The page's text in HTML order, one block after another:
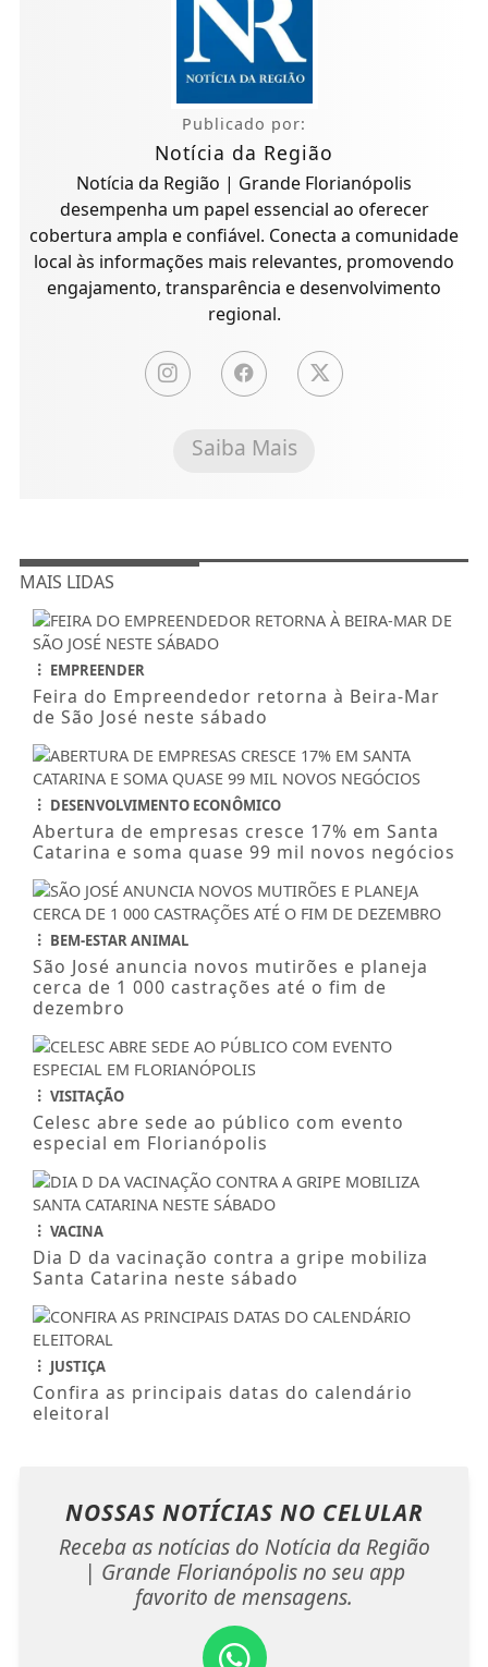
Publicado por:
Notícia da Região
Notícia da Região | Grande Florianópolis
desempenha um papel essencial ao oferecer
cobertura ampla e confiável. Conecta a comunidade
local às informações mais relevantes, promovendo
engajamento, transparência e desenvolvimento
regional.
Saiba Mais
MAIS LIDAS
EMPREENDER
Feira do Empreendedor retorna à Beira-Mar
de São José neste sábado
DESENVOLVIMENTO ECONÔMICO
Abertura de empresas cresce 17% em Santa
Catarina e soma quase 99 mil novos negócios
BEM-ESTAR ANIMAL
São José anuncia novos mutirões e planeja
cerca de 1 000 castrações até o fim de
dezembro
VISITAÇÃO
Celesc abre sede ao público com evento
especial em Florianópolis
VACINA
Dia D da vacinação contra a gripe mobiliza
Santa Catarina neste sábado
JUSTIÇA
Confira as principais datas do calendário
eleitoral
NOSSAS NOTÍCIAS NO CELULAR
Receba as notícias do Notícia da Região
| Grande Florianópolis no seu app
favorito de mensagens.